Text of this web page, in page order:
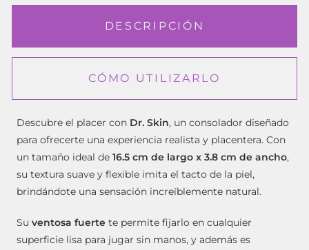
DESCRIPCIÓN
CÓMO UTILIZARLO
Descubre el placer con Dr. Skin, un consolador diseñado
para ofrecerte una experiencia realista y placentera. Con
un tamaño ideal de 16.5 cm de largo x 3.8 cm de ancho,
su textura suave y flexible imita el tacto de la piel,
brindándote una sensación increíblemente natural.
Su ventosa fuerte te permite fijarlo en cualquier
superficie lisa para jugar sin manos, y además es